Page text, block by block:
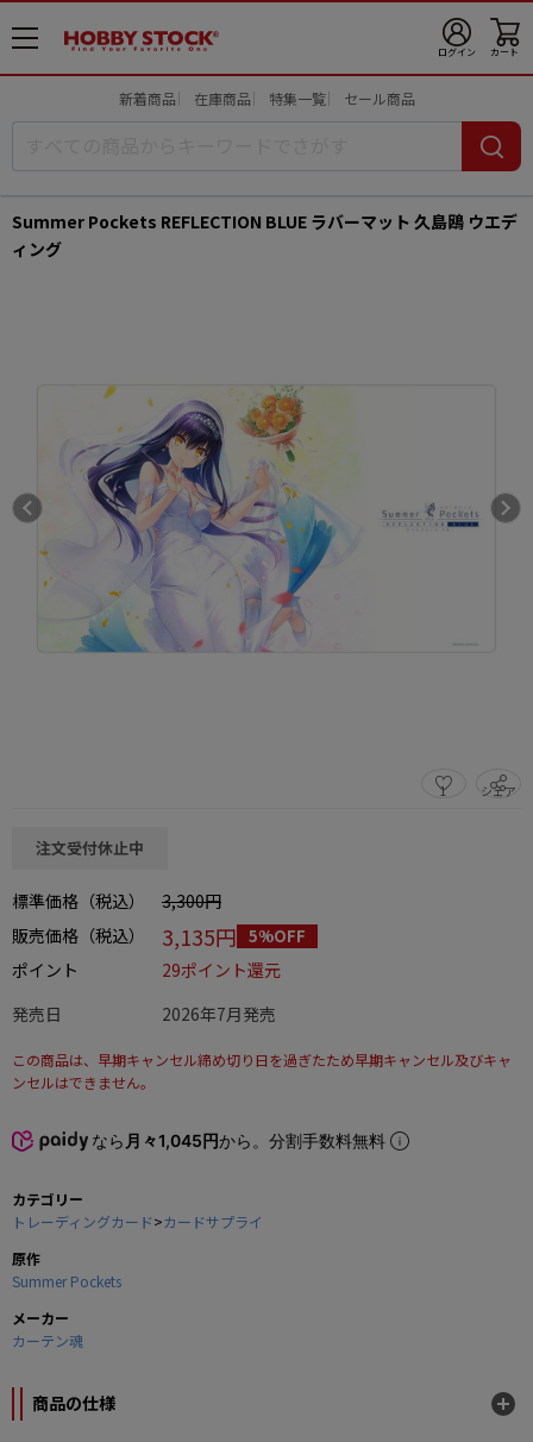
メ
ニ
ログイン カート
新着商品 在庫商品 特集一覧 セール商品
Summer Pockets REFLECTION BLUE ラバーマット 久島鴎 ウエデ
ィング
1 シェア
この商品をシェアする
注文受付休止中
標準価格（税込）
3,300円
販売価格（税込）
3,135円 5%OFF
ポイント
29ポイント還元
発売日
2026年7月発売
この商品は、早期キャンセル締め切り日を過ぎたため早期キャンセル及びキャ
ンセルはできません。
なら 月々1,045円から。分割手数料無料
カテゴリー
トレーディングカード>カードサプライ
原作
Summer Pockets
メーカー
カーテン魂
商品の仕様